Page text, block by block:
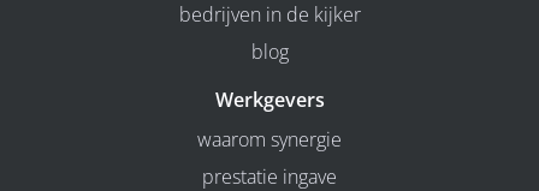
bedrijven in de kijker
blog
Werkgevers
waarom synergie
prestatie ingave